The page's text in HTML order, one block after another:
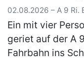
02.08.2026 – A 9 Ri.
Ein mit vier
geriet auf der A
Fahrbahn ins